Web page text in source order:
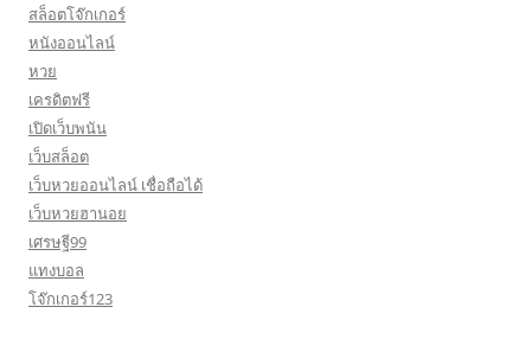
สล็อตโจ๊กเกอร์
หนังออนไลน์
หวย
เครดิตฟรี
เปิดเว็บพนัน
เว็บสล็อต
เว็บหวยออนไลน์ เชื่อถือได้
เว็บหวยฮานอย
เศรษฐี99
แทงบอล
โจ๊กเกอร์123